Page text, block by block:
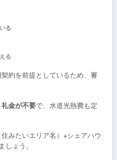
る
る
約を前提としているため、審
金が不要で、水道光熱費も定
みたいエリア名）+シェアハウ
しょう。